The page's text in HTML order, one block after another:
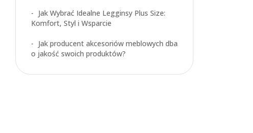
Jak Wybrać Idealne Legginsy Plus Size:
Komfort, Styl i Wsparcie
Jak producent akcesoriów meblowych dba
o jakość swoich produktów?